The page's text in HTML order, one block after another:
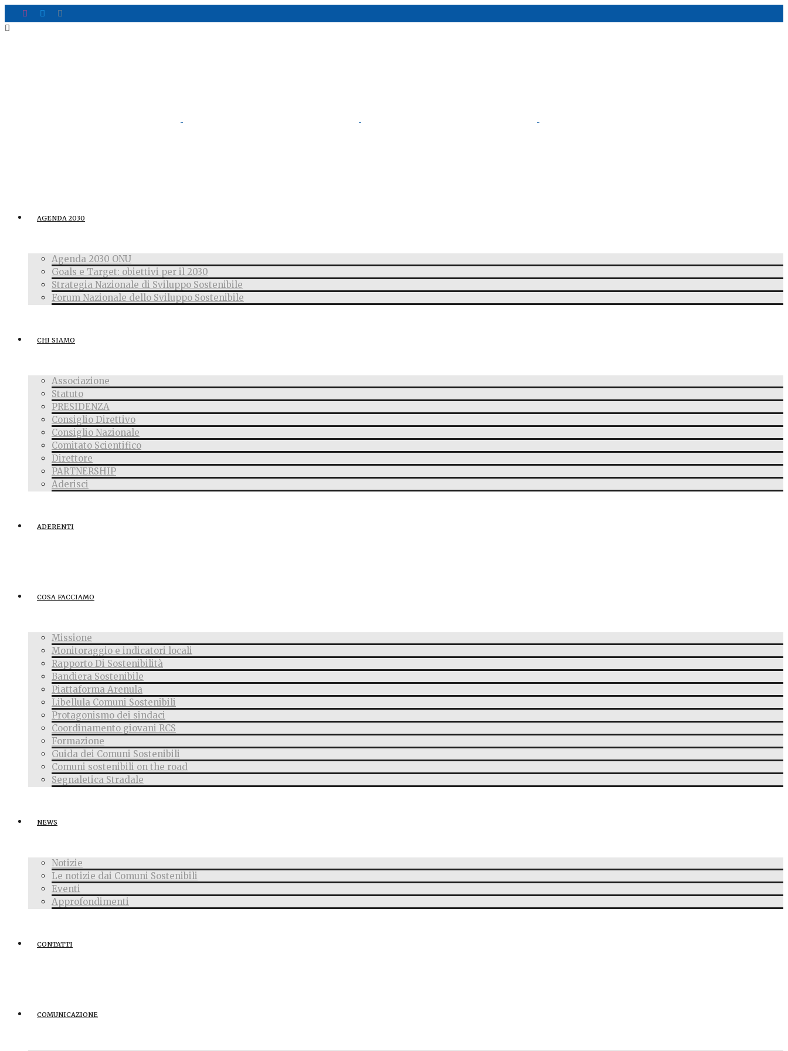
AGENDA 2030
Agenda 2030 ONU
Goals e Target: obiettivi per il 2030
Strategia Nazionale di Sviluppo Sostenibile
Forum Nazionale dello Sviluppo Sostenibile
CHI SIAMO
Associazione
Statuto
PRESIDENZA
Consiglio Direttivo
Consiglio Nazionale
Comitato Scientifico
Direttore
PARTNERSHIP
Aderisci
ADERENTI
COSA FACCIAMO
Missione
Monitoraggio e indicatori locali
Rapporto Di Sostenibilità
Bandiera Sostenibile
Piattaforma Arenula
Libellula Comuni Sostenibili
Protagonismo dei sindaci
Coordinamento giovani RCS
Formazione
Guida dei Comuni Sostenibili
Comuni sostenibili on the road
Segnaletica Stradale
NEWS
Notizie
Le notizie dai Comuni Sostenibili
Eventi
Approfondimenti
CONTATTI
COMUNICAZIONE